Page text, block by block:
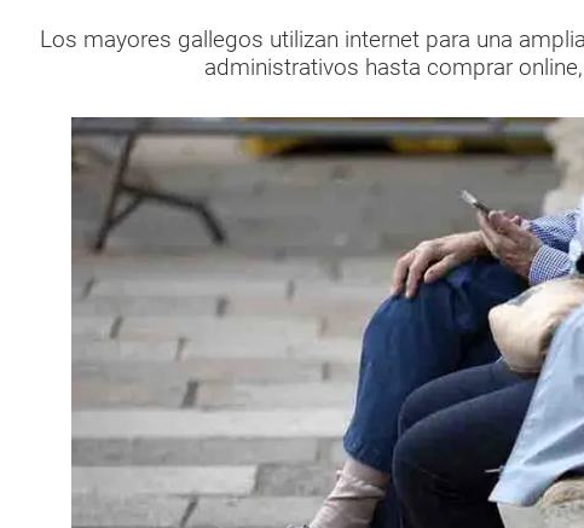
Los mayores gallegos utilizan internet para una
administrativos hasta comprar